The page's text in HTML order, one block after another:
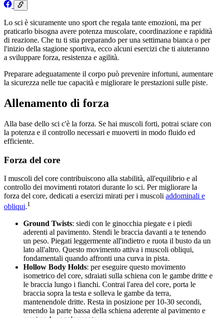
Lo sci è sicuramente uno sport che regala tante emozioni, ma per
praticarlo bisogna avere potenza muscolare, coordinazione e rapidità
di reazione. Che tu ti stia preparando per una settimana bianca o per
l'inizio della stagione sportiva, ecco alcuni esercizi che ti aiuteranno
a sviluppare forza, resistenza e agilità.
Preparare adeguatamente il corpo può prevenire infortuni, aumentare
la sicurezza nelle tue capacità e migliorare le prestazioni sulle piste.
Allenamento di forza
Alla base dello sci c'è la forza. Se hai muscoli forti, potrai sciare con
la potenza e il controllo necessari e muoverti in modo fluido ed
efficiente.
Forza del core
I muscoli del core contribuiscono alla stabilità, all'equilibrio e al
controllo dei movimenti rotatori durante lo sci. Per migliorare la
forza del core, dedicati a esercizi mirati per i muscoli addominali e
obliqui.1
Ground Twists: siedi con le ginocchia piegate e i piedi
aderenti al pavimento. Stendi le braccia davanti a te tenendo
un peso. Piegati leggermente all'indietro e ruota il busto da un
lato all'altro. Questo movimento attiva i muscoli obliqui,
fondamentali quando affronti una curva in pista.
Hollow Body Holds: per eseguire questo movimento
isometrico del core, sdraiati sulla schiena con le gambe dritte e
le braccia lungo i fianchi. Contrai l'area del core, porta le
braccia sopra la testa e solleva le gambe da terra,
mantenendole dritte. Resta in posizione per 10-30 secondi,
tenendo la parte bassa della schiena aderente al pavimento e